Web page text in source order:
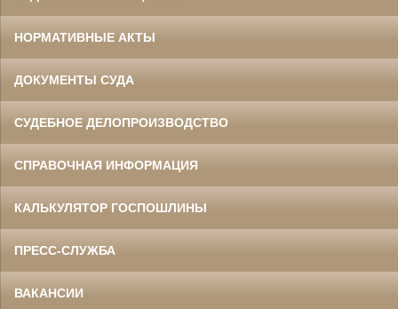
НОРМАТИВНЫЕ АКТЫ
ДОКУМЕНТЫ СУДА
СУДЕБНОЕ ДЕЛОПРОИЗВОДСТВО
СПРАВОЧНАЯ ИНФОРМАЦИЯ
КАЛЬКУЛЯТОР ГОСПОШЛИНЫ
ПРЕСС-СЛУЖБА
ВАКАНСИИ